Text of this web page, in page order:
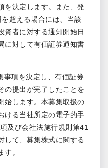
を決定します。また、発
超える場合には、当該
資者に対する通知開始日
に対して有価証券通知書
事項を決定し、有価証券
の提出が完了したことを
始します。本募集取扱の
ける当社所定の電子的手
及び会社法施行規則第41
して、募集株式に関する
。